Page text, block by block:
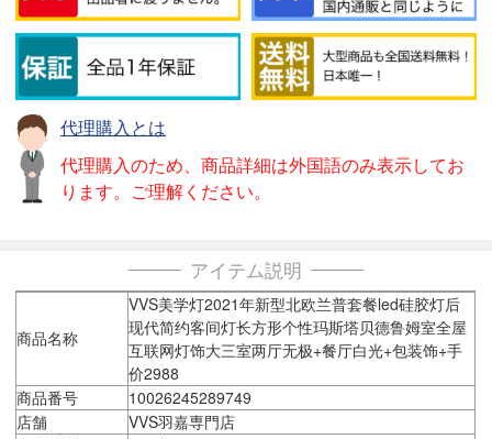
代理購入とは
代理購入のため、商品詳細は外国語のみ表示してお
ります。ご理解ください。
アイテム説明
商品名称
VVS美学灯2021年新型北欧兰普套餐led硅胶灯后
现代简约客间灯长方形个性玛斯塔贝德鲁姆室全屋
互联网灯饰大三室两厅无极+餐厅白光+包装饰+手
价2988
商品番号
10026245289749
店舗
VVS羽嘉専門店